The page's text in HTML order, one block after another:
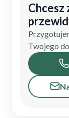
Chcesz
Twojego